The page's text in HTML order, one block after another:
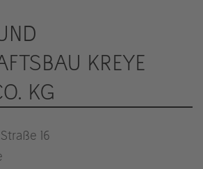
KREYE
KG
16